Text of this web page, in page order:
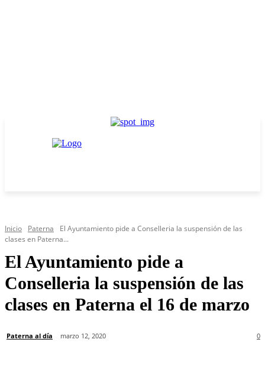
Inicio Paterna
El Ayuntamiento pide a Conselleria la suspensión de las
clases en Paterna...
El Ayuntamiento pide a
Conselleria la suspensión de las
clases en Paterna el 16 de marzo
Paterna al día marzo 12, 2020 0